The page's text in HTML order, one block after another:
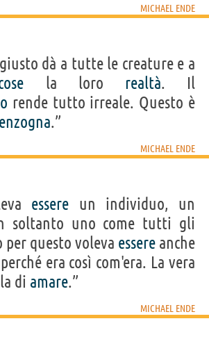
MICHAEL ENDE
giusto dà a tutte le creature e a
la loro realtà. Il
rende tutto irreale. Questo è
.”
MICHAEL ENDE
essere un individuo, un
soltanto uno come tutti gli
questo voleva essere anche
era così com'era. La vera
di amare.”
MICHAEL ENDE